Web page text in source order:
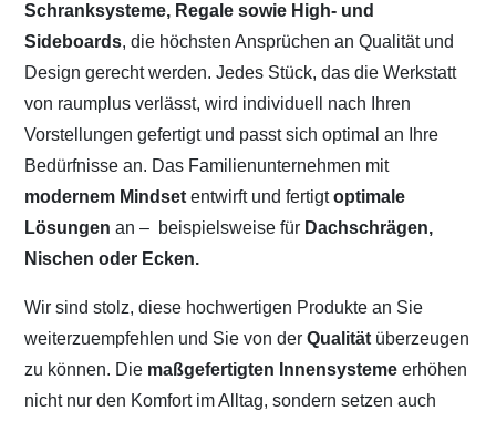
Schranksysteme, Regale sowie High- und
Sideboards, die höchsten Ansprüchen an Qualität und
Design gerecht werden. Jedes Stück, das die Werkstatt
von raumplus verlässt, wird individuell nach Ihren
Vorstellungen gefertigt und passt sich optimal an Ihre
Bedürfnisse an. Das Familienunternehmen mit
modernem Mindset entwirft und fertigtoptimale
Lösungen an – beispielsweise für Dachschrägen,
Nischen oder Ecken.
Wir sind stolz, diese hochwertigen Produkte an Sie
weiterzuempfehlen und Sie von derQualität überzeugen
zu können. Die maßgefertigten Innensystemeerhöhen
nicht nur den Komfort im Alltag, sondern setzen auch